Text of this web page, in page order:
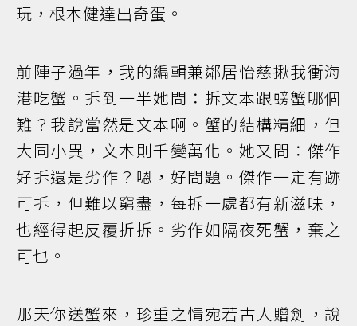
玩，根本健達出奇蛋。
前陣子過年，我的編輯兼鄰居怡慈揪我衝海
港吃蟹。拆到一半她問：拆文本跟螃蟹哪個
難？我說當然是文本啊。蟹的結構精細，但
大同小異，文本則千變萬化。她又問：傑作
好拆還是劣作？嗯，好問題。傑作一定有跡
可拆，但難以窮盡，每拆一處都有新滋味，
也經得起反覆折拆。劣作如隔夜死蟹，棄之
可也。
那天你送蟹來，珍重之情宛若古人贈劍，說